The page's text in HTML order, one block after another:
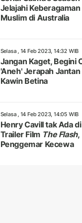
Jelajahi Keberagaman
Muslim di Australia
Selasa , 14 Feb 2023, 14:32 WIB
Jangan Kaget, Begini
'Aneh' Jerapah Jantan
Kawin Betina
Selasa , 14 Feb 2023, 14:05 WIB
Henry Cavill tak Ada di
Trailer Film The Flash,
Penggemar Kecewa